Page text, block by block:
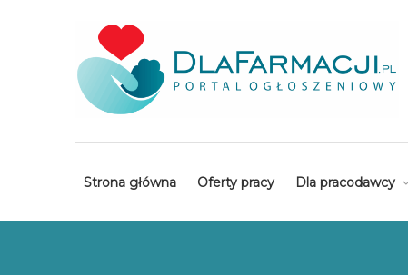
Strona główna Oferty pracy Dla pracodawcy